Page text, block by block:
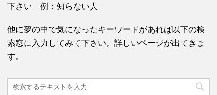
下さい 例：知らない人
他に夢の中で気になったキーワードがあれば以下の検
索窓に入力してみて下さい。詳しいページが出てきま
す。